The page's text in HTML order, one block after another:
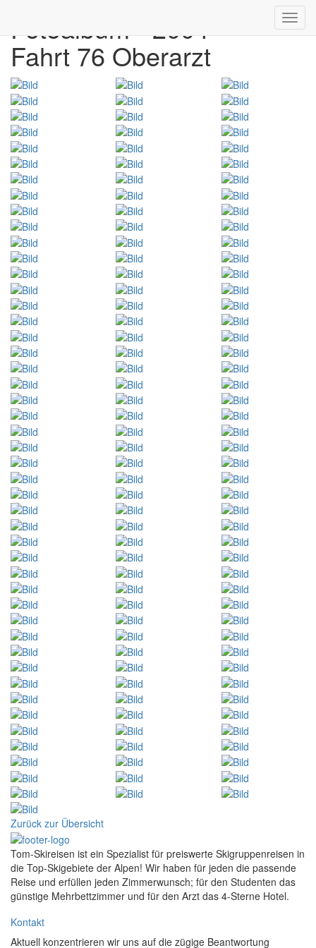
Fotoalbum - 2004
Fahrt 76 Oberarzt
Zurück zur Übersicht
Tom-Skireisen ist ein Spezialist für preiswerte Skigruppenreisen in
die Top-Skigebiete der Alpen! Wir haben für jeden die passende
Reise und erfüllen jeden Zimmerwunsch; für den Studenten das
günstige Mehrbettzimmer und für den Arzt das 4-Sterne Hotel.
Kontakt
Aktuell konzentrieren wir uns auf die zügige Beantwortung